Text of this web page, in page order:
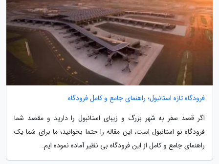
فرودگاه تازه استانبول؛ راهنمای جامع و کامل فرودگاه
اگر قصد سفر به شهر بزرگ و زیبای استانبول را دارید و مقصد شما
فرودگاه نو استانبول است، این مقاله را حتما بخوانید؛ ما برای شما یک
راهنمای جامع و کامل از این فرودگاه بی نظیر آماده نموده ایم.